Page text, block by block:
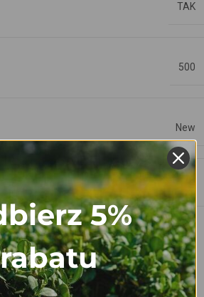
TAK
500
New
produktów DonKwiat wynikają z
w nich uprawianych. W ofercie znajdują się
które uwarunkowane są potrzebami
w danej lokalizacji szkółki oraz
5%
rabatu